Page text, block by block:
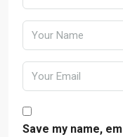
Save my name,